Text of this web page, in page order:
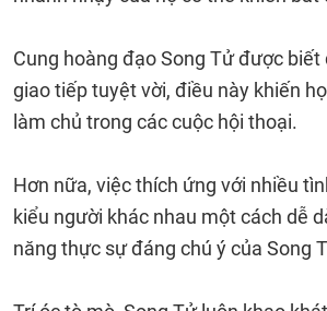
Cung hoàng đạo Song Tử được biết
giao tiếp tuyệt vời, điều này khiến
làm chủ trong các cuộc hội thoại.
Hơn nữa, việc thích ứng với nhiều
kiểu người khác nhau một cách dễ
năng thực sự đáng chú ý của Song